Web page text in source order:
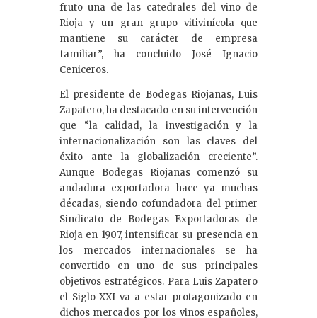
fruto una de las catedrales del vino de
Rioja y un gran grupo vitivinícola que
mantiene su carácter de empresa
familiar”, ha concluido José Ignacio
Ceniceros.
El presidente de Bodegas Riojanas, Luis
Zapatero, ha destacado en su intervención
que “la calidad, la investigación y la
internacionalización son las claves del
éxito ante la globalización creciente”.
Aunque Bodegas Riojanas comenzó su
andadura exportadora hace ya muchas
décadas, siendo cofundadora del primer
Sindicato de Bodegas Exportadoras de
Rioja en 1907, intensificar su presencia en
los mercados internacionales se ha
convertido en uno de sus principales
objetivos estratégicos. Para Luis Zapatero
el Siglo XXI va a estar protagonizado en
dichos mercados por los vinos españoles,